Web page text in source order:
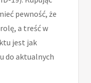
pewność, że
a treść w
jest jak
do aktualnych